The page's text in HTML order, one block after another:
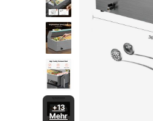
+13
Mehr